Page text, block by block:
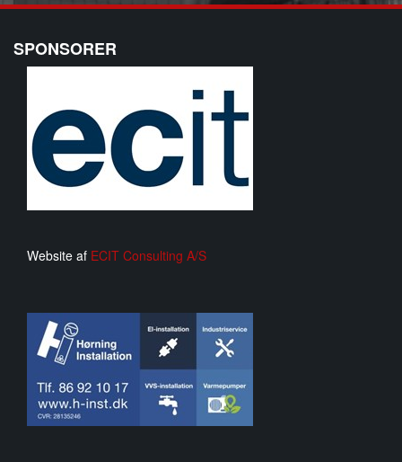
SPONSORER
Website af ECIT Consulting A/S